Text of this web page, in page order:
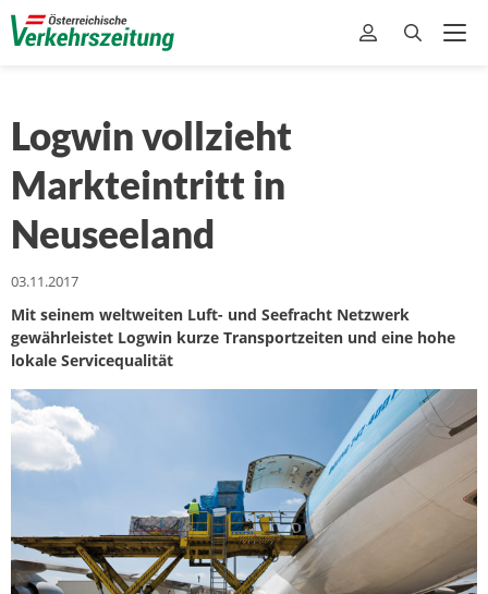
Logwin vollzieht
Markteintritt in
Neuseeland
03.11.2017
Mit seinem weltweiten Luft- und Seefracht Netzwerk
gewährleistet Logwin kurze Transportzeiten und eine hohe
lokale Servicequalität